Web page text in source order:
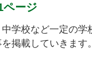
ページ
学校など一定の学
掲載していきます